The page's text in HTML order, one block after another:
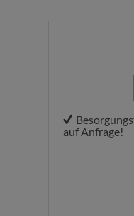
auf Anfrage!